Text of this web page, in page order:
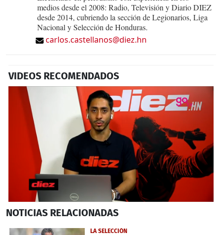
medios desde el 2008: Radio, Televisión y Diario DIEZ
desde 2014, cubriendo la sección de Legionarios, Liga
Nacional y Selección de Honduras.
carlos.castellanos@diez.hn
VIDEOS RECOMENDADOS
seconds
2
NOTICIAS RELACIONADAS
LA SELECCIÓN